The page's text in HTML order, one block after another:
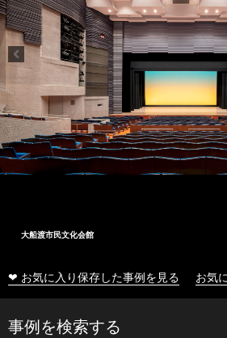
大船渡市民文化会館
❤ お気に入り保存した事例を見る お気
事例を検索する